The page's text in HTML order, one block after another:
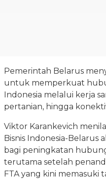
Pemerintah Belarus
untuk memperkuat
Indonesia melalui kerja
pertanian, hingga
Viktor Karankevich
Bisnis Indonesia-Belarus
bagi peningkatan
terutama setelah
FTA yang kini memasuki